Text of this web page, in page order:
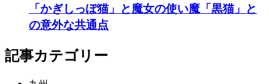
「かぎしっぽ猫」と魔女の使い魔「黒猫」と
の意外な共通点
記事カテゴリー